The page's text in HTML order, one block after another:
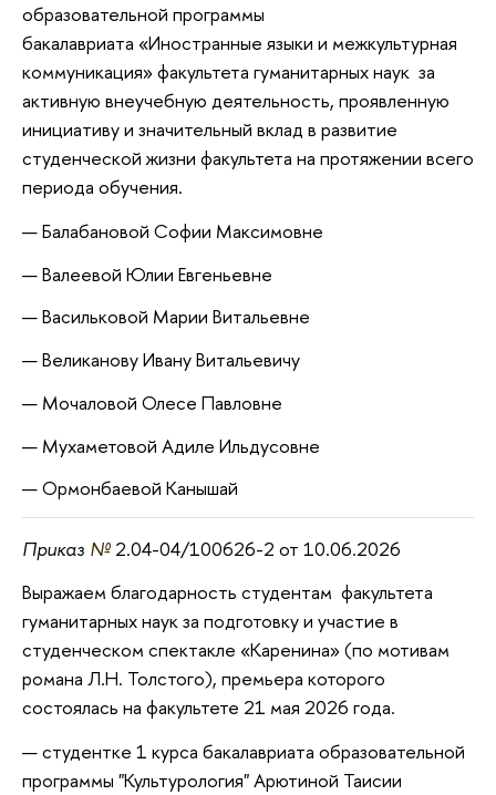
образовательной программы
бакалавриата «Иностранные языки и межкультурная
коммуникация» ​​​​​​факультета гуманитарных наук за
активную внеучебную деятельность, проявленную
инициативу и значительный вклад в развитие
студенческой жизни факультета на протяжении всего
периода обучения.
Балабановой Софии Максимовне
Валеевой Юлии Евгеньевне
Васильковой Марии Витальевне
Великанову Ивану Витальевичу
Мочаловой Олесе Павловне
Мухаметовой Адиле Ильдусовне
Ормонбаевой Канышай
Приказ № 2.04-04/100626-2 от 10.06.2026
Выражаем благодарность студентам факультета
гуманитарных наук за подготовку и участие в
студенческом спектакле «Каренина» (по мотивам
романа Л.Н. Толстого), премьера которого
состоялась на факультете 21 мая 2026 года.
студентке 1 курса бакалавриата образовательной
программы "Культурология" Арютиной Таисии